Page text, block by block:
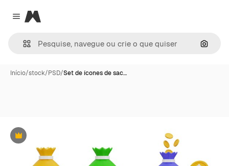
Close menu
Magnific
Início/stock/PSD/Set de ícones de sac…
Premium